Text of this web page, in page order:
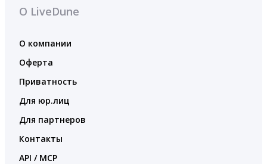
О LiveDune
О компании
Оферта
Приватность
Для юр.лиц
Для партнеров
Контакты
API / MCP